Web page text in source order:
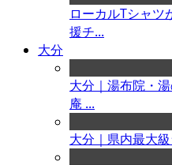
ローカルTシャツ
援チ...
大分
大分｜湯布院・
庵 ...
大分｜県内最大